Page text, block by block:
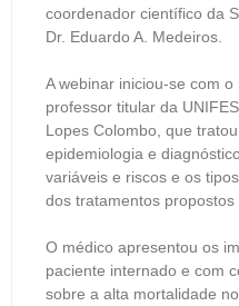
coordenador científico da
Dr. Eduardo A. Medeiros.
A webinar iniciou-se com o
professor titular da
Lopes Colombo, que
epidemiologia e
variáveis e riscos e os
dos tratamentos propostos
O médico apresentou os
paciente internado e com
sobre a alta mortalidade